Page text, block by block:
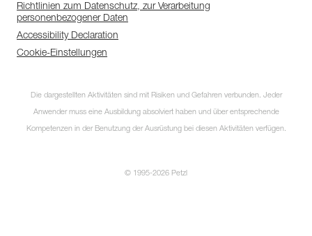
Richtlinien zum Datenschutz, zur Verarbeitung
personenbezogener Daten
Accessibility Declaration
Cookie-Einstellungen
Die dargestellten Aktivitäten sind mit Risiken und Gefahren verbunden. Jeder
Anwender muss eine Ausbildung absolviert haben und über entsprechende
Kompetenzen in der Benutzung der Ausrüstung bei diesen Aktivitäten verfügen.
© 1995-2026 Petzl